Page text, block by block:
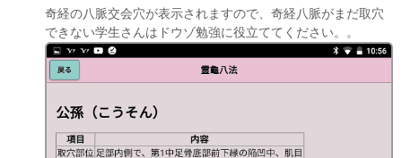
奇経の八脈交会穴が表示されますので、奇経八脈がまだ取穴
できない学生さんはドウゾ勉強に役立ててください。。